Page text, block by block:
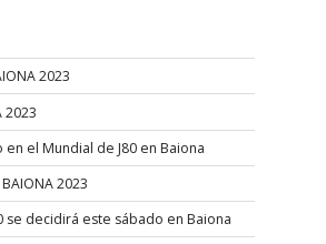
2023
2023
el Mundial de J80 en Baiona
BAIONA 2023
se decidirá este sábado en Baiona